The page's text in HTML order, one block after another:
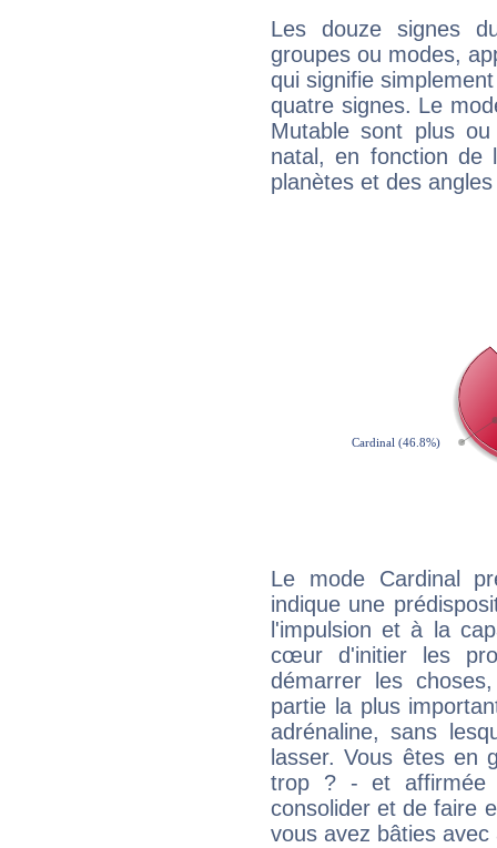
Les douze signes
groupes ou modes,
qui signifie
quatre signes. Le
Mutable sont plus
natal, en fonction de
planètes et des
Le mode Cardinal
indique une
l'impulsion et à la
cœur d'initier les
démarrer les
partie la plus
adrénaline, sans
lasser. Vous êtes en
trop ? - et affirmée
consolider et de faire
vous avez bâties avec